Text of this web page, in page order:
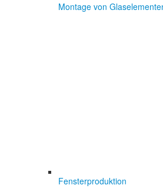
Montage von
Fensterproduktion